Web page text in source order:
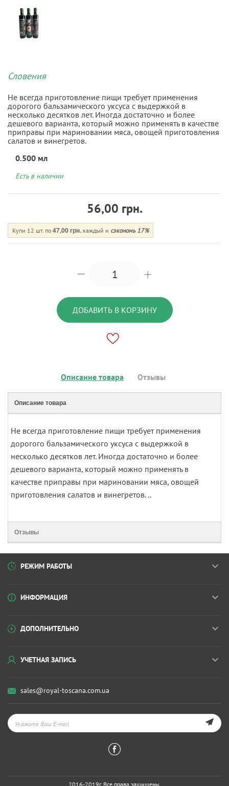
Словения
Не всегда приготовление пищи требует применения
дорогого бальзамического уксуса с выдержкой в
несколько десятков лет. Иногда достаточно и более
дешевого варианта, который можно применять в качестве
приправы при мариновании мяса, овощей приготовления
салатов и винегретов.
0.500 мл
Есть в наличии
56,00 грн.
Купи 12 шт. по 47,00 грн. каждый и сэкономь 17%
ДОБАВИТЬ В КОРЗИНУ
Описание товара Отзывы
Описание товара
Не всегда приготовление пищи требует применения
дорогого бальзамического уксуса с выдержкой в
несколько десятков лет. Иногда достаточно и более
дешевого варианта, который можно применять в
качестве приправы при мариновании мяса, овощей
приготовления салатов и винегретов. ..
Отзывы
РЕЖИМ РАБОТЫ
ИНФОРМАЦИЯ
ДОПОЛНИТЕЛЬНО
УЧЕТНАЯ ЗАПИСЬ
sales@royal-toscana.com.ua
2016-2019г. Все права защищены.